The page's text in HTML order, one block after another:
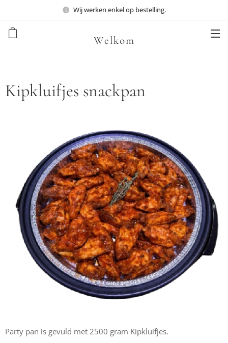
Wij werken enkel op bestelling.
Welkom
Kipkluifjes snackpan
Party pan is gevuld met 2500 gram Kipkluifjes.